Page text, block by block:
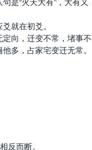
就在初爻。
向，迁变不常，堵事不
多，占家宅变迁无常。
而断。